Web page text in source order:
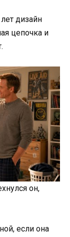
дизайн
цепочка и
он,
если она